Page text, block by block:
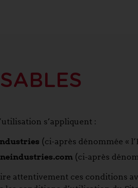
s’appliquent :
(ci-après dénommée «
(ci-après
attentivement ces conditions